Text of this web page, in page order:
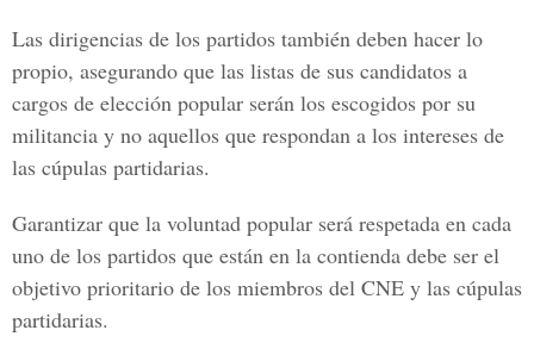
Las dirigencias de los partidos también deben hacer lo
propio, asegurando que las listas de sus candidatos a
cargos de elección popular serán los escogidos por su
militancia y no aquellos que respondan a los intereses de
las cúpulas partidarias.
Garantizar que la voluntad popular será respetada en cada
uno de los partidos que están en la contienda debe ser el
objetivo prioritario de los miembros del CNE y las cúpulas
partidarias.